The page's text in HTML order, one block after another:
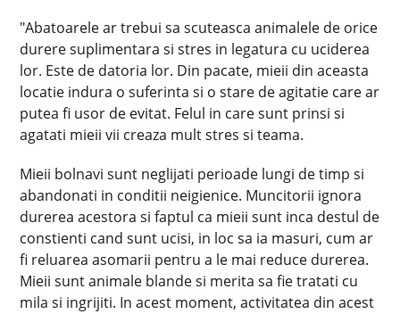
"Abatoarele ar trebui sa scuteasca animalele de orice
durere suplimentara si stres in legatura cu uciderea
lor. Este de datoria lor. Din pacate, mieii din aceasta
locatie indura o suferinta si o stare de agitatie care ar
putea fi usor de evitat. Felul in care sunt prinsi si
agatati mieii vii creaza mult stres si teama.
Mieii bolnavi sunt neglijati perioade lungi de timp si
abandonati in conditii neigienice. Muncitorii ignora
durerea acestora si faptul ca mieii sunt inca destul de
constienti cand sunt ucisi, in loc sa ia masuri, cum ar
fi reluarea asomarii pentru a le mai reduce durerea.
Mieii sunt animale blande si merita sa fie tratati cu
mila si ingrijiti. In acest moment, activitatea din acest